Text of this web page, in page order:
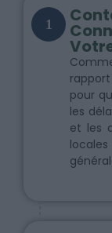
1
pour
les
et les